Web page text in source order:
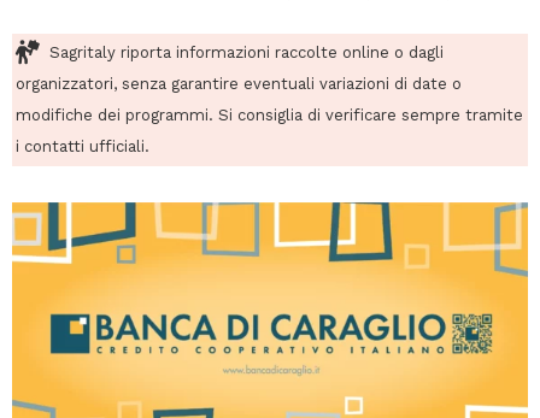
Sagritaly riporta informazioni raccolte online o dagli
organizzatori, senza garantire eventuali variazioni di date o
modifiche dei programmi. Si consiglia di verificare sempre tramite
i contatti ufficiali.